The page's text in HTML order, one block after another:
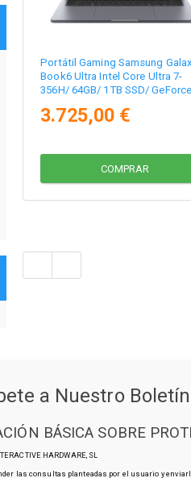
Portátil Gaming Samsung
Book6 Ultra Intel Core Ultra 7-
356H/ 64GB/ 1TB SSD/ GeForce
3.725,00 €
COMPRAR
a Nuestro
BÁSICA SOBRE
HARDWARE, SL
las consultas planteadas por el usuario y